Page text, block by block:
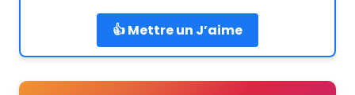
👍 Mettre un J’aime